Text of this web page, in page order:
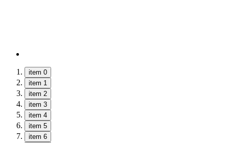
item 0
item 1
item 2
item 3
item 4
item 5
item 6